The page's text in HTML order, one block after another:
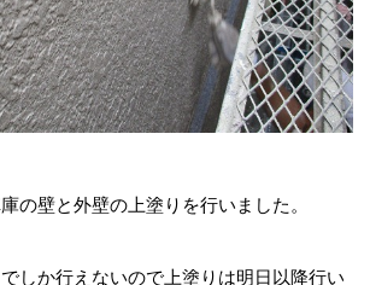
の壁と外壁の上塗りを行いました。
しか行えないので上塗りは明日以降行い